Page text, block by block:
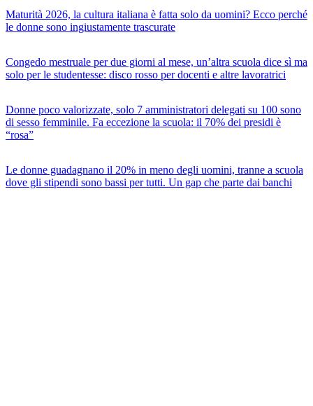
Maturità 2026, la cultura italiana è fatta solo da uomini? Ecco perché
le donne sono ingiustamente trascurate
Congedo mestruale per due giorni al mese, un’altra scuola dice sì ma
solo per le studentesse: disco rosso per docenti e altre lavoratrici
Donne poco valorizzate, solo 7 amministratori delegati su 100 sono
di sesso femminile. Fa eccezione la scuola: il 70% dei presidi è
“rosa”
Le donne guadagnano il 20% in meno degli uomini, tranne a scuola
dove gli stipendi sono bassi per tutti. Un gap che parte dai banchi